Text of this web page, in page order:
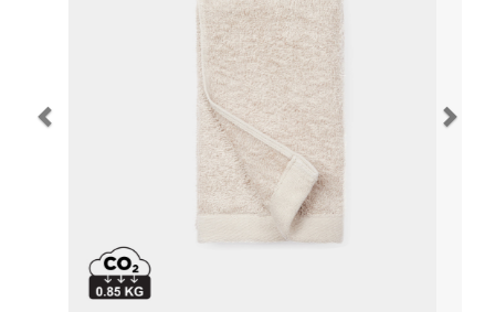
Navidad 🎄 Invierno
Más Regalos